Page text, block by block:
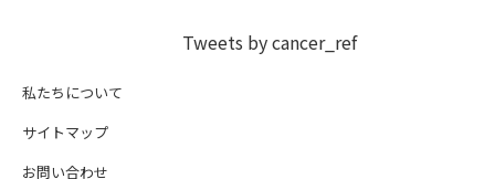
Tweets by cancer_ref
私たちについて
サイトマップ
お問い合わせ